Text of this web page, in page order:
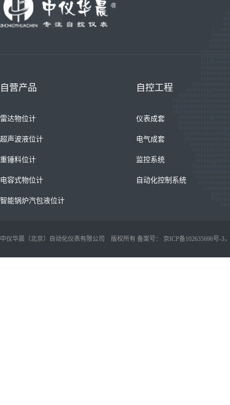
自营产品
雷达物位计
超声波液位计
重锤料位计
电容式物位计
智能锅炉汽包液位计
自控工程
仪表成套
电气成套
监控系统
自动化控制系统
中仪华晨（北京）自动化仪表有限公司 版权所有 备案号： 京ICP备102635696号-3，